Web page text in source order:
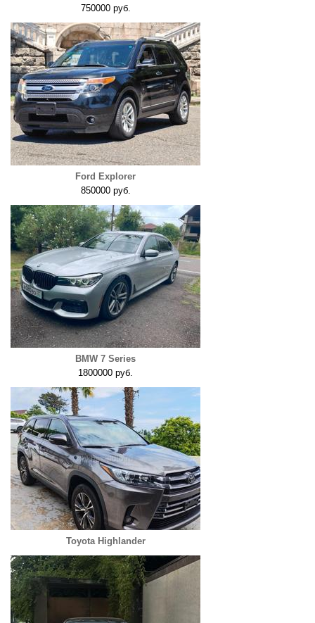
750000 руб.
Ford Explorer
850000 руб.
BMW 7 Series
1800000 руб.
Toyota Highlander